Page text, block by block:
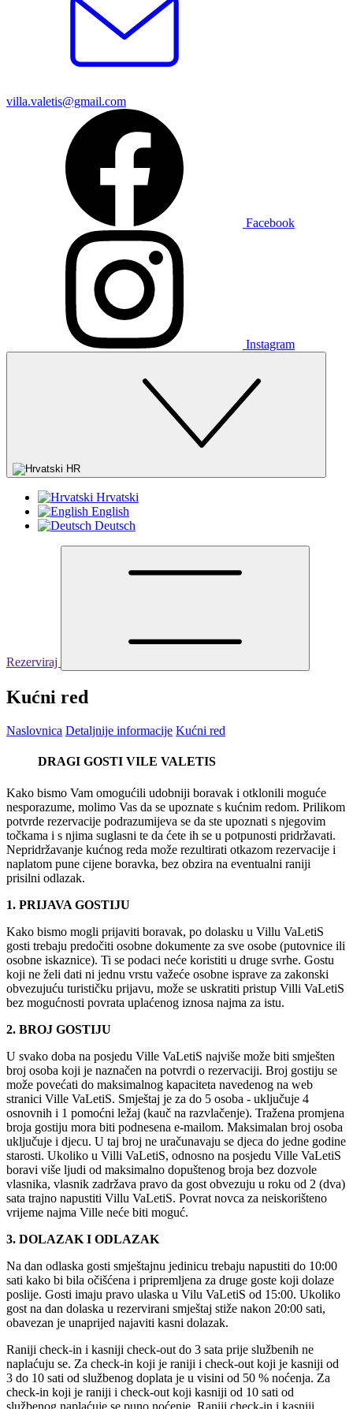
villa.valetis@gmail.com
Facebook
Instagram
HR
Hrvatski
English
Deutsch
Rezerviraj
Kućni red
Naslovnica Detaljnije informacije Kućni red
DRAGI GOSTI VILE VALETIS
Kako bismo Vam omogućili udobniji boravak i otklonili moguće
nesporazume, molimo Vas da se upoznate s kućnim redom. Prilikom
potvrde rezervacije podrazumijeva se da ste upoznati s njegovim
točkama i s njima suglasni te da ćete ih se u potpunosti pridržavati.
Nepridržavanje kućnog reda može rezultirati otkazom rezervacije i
naplatom pune cijene boravka, bez obzira na eventualni raniji
prisilni odlazak.
1. PRIJAVA GOSTIJU
Kako bismo mogli prijaviti boravak, po dolasku u Villu VaLetiS
gosti trebaju predočiti osobne dokumente za sve osobe (putovnice ili
osobne iskaznice). Ti se podaci neće koristiti u druge svrhe. Gostu
koji ne želi dati ni jednu vrstu važeće osobne isprave za zakonski
obvezujuću turističku prijavu, može se uskratiti pristup Villi VaLetiS
bez mogućnosti povrata uplaćenog iznosa najma za istu.
2. BROJ GOSTIJU
U svako doba na posjedu Ville VaLetiS najviše može biti smješten
broj osoba koji je naznačen na potvrdi o rezervaciji. Broj gostiju se
može povećati do maksimalnog kapaciteta navedenog na web
stranici Ville VaLetiS. Smještaj je za do 5 osoba - uključuje 4
osnovnih i 1 pomoćni ležaj (kauč na razvlačenje). Tražena promjena
broja gostiju mora biti podnesena e-mailom. Maksimalan broj osoba
uključuje i djecu. U taj broj ne uračunavaju se djeca do jedne godine
starosti. Ukoliko u Villi VaLetiS, odnosno na posjedu Ville VaLetiS
boravi više ljudi od maksimalno dopuštenog broja bez dozvole
vlasnika, vlasnik zadržava pravo da gost obvezuju u roku od 2 (dva)
sata trajno napustiti Villu VaLetiS. Povrat novca za neiskorišteno
vrijeme najma Ville neće biti moguć.
3. DOLAZAK I ODLAZAK
Na dan odlaska gosti smještajnu jedinicu trebaju napustiti do 10:00
sati kako bi bila očišćena i pripremljena za druge goste koji dolaze
poslije. Gosti imaju pravo ulaska u Vilu VaLetiS od 15:00. Ukoliko
gost na dan dolaska u rezervirani smještaj stiže nakon 20:00 sati,
obavezan je unaprijed najaviti kasni dolazak.
Raniji check-in i kasniji check-out do 3 sata prije službenih ne
naplaćuju se. Za check-in koji je raniji i check-out koji je kasniji od
3 do 10 sati od službenog doplata je u visini od 50 % noćenja. Za
check-in koji je raniji i check-out koji kasniji od 10 sati od
službenog naplaćuje se puno noćenje. Raniji check-in i kasniji